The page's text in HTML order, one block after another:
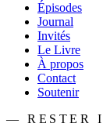
Épisodes
Journal
Invités
Le Livre
À propos
Contact
Soutenir
— RESTER